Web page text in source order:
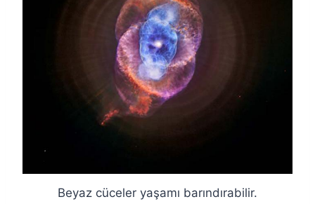
Beyaz cüceler yaşamı barındırabilir.